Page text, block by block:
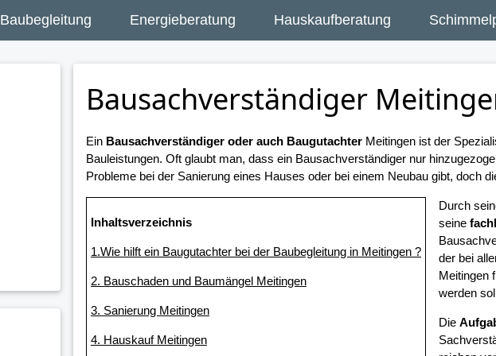
Baubegleitung Energieberatung Hauskaufberatung
Bausachverständiger
Ein Bausachverständiger oder auch BaugutachterMeitingen ist der
Bauleistungen. Oft glaubt man, dass ein Bausachverständiger nur
Probleme bei der Sanierung eines Hauses oder bei einem Neubau gibt, doch
Inhaltsverzeichnis
1.Wie hilft ein Baugutachter bei der Baubegleitung in Meitingen ?
2. Bauschaden und Baumängel Meitingen
3. Sanierung Meitingen
4. Hauskauf Meitingen
Durch
seine
der bei
Meitingen
werden
Die